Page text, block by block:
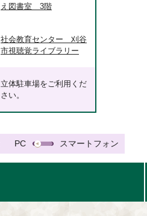
え図書室 3階
社会教育センター 刈谷
市視聴覚ライブラリー
立体駐車場をご利用くだ
さい。
PC スマートフォン